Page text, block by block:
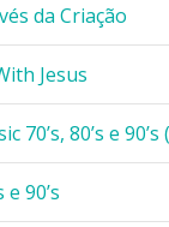
da Criação
Jesus
70’s, 80’s e
e 90’s